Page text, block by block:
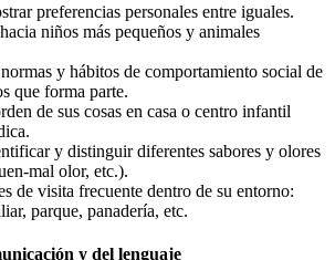
preferencias personales entre iguales.
niños más pequeños y animales
y hábitos de comportamiento social de
que forma parte.
de sus cosas en casa o centro infantil
y distinguir diferentes sabores y olores
mal olor, etc.).
de visita frecuente dentro de su entorno:
parque, panadería, etc.
y del lenguaje